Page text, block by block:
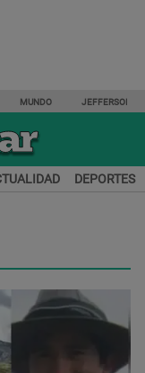
MUNDO JEFFERSON
DEPORTES